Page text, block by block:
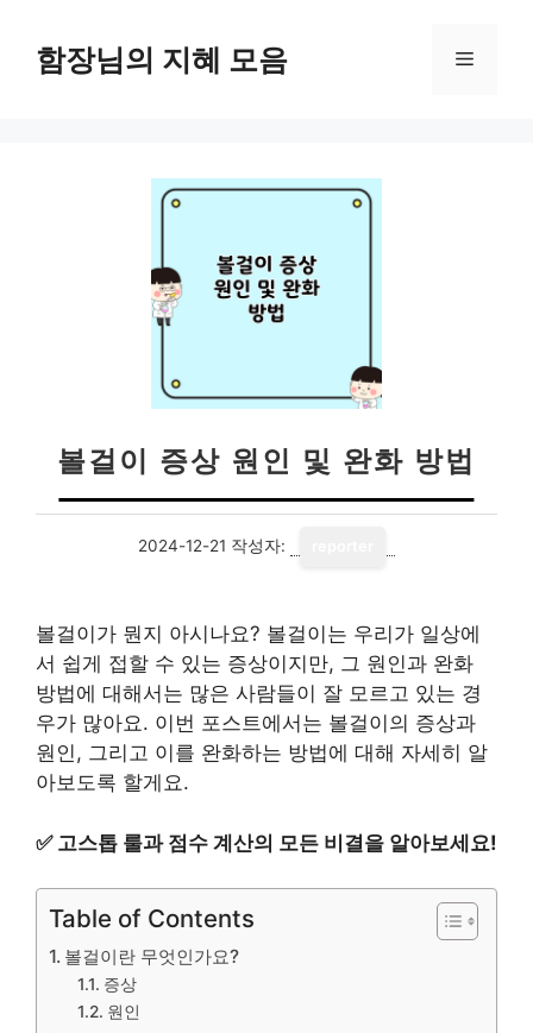
함장님의 지혜 모음 메
볼걸이 증상 원인 및 완화 방법
2024-12-21 작성자:
볼걸이가 뭔지 아시나요? 볼걸이는 우리가 일상에
서 쉽게 접할 수 있는 증상이지만, 그 원인과 완화
방법에 대해서는 많은 사람들이 잘 모르고 있는 경
우가 많아요. 이번 포스트에서는 볼걸이의 증상과
원인, 그리고 이를 완화하는 방법에 대해 자세히 알
아보도록 할게요.
✅ 고스톱 룰과 점수 계산의 모든 비결을 알아보세요!
Table of Contents
볼걸이란 무엇인가요?
증상
원인